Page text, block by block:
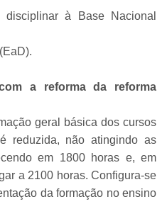
à Base Nacional
a reforma da reforma
geral básica dos cursos
reduzida, não atingindo as
em 1800 horas e, em
a 2100 horas. Configura-se
da formação no ensino